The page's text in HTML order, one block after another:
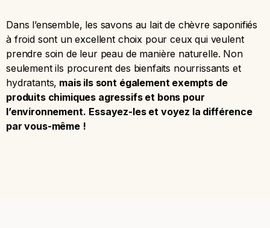
Dans l’ensemble, les savons au lait de chèvre saponifiés
à froid sont un excellent choix pour ceux qui veulent
prendre soin de leur peau de manière naturelle. Non
seulement ils procurent des bienfaits nourrissants et
hydratants, mais ils sont également exempts de
produits chimiques agressifs et bons pour
l’environnement. Essayez-les et voyez la différence
par vous-même !